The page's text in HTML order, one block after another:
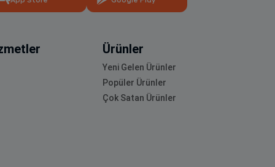
Ürünler
Yeni Gelen Ürünler
Popüler Ürünler
Çok Satan Ürünler